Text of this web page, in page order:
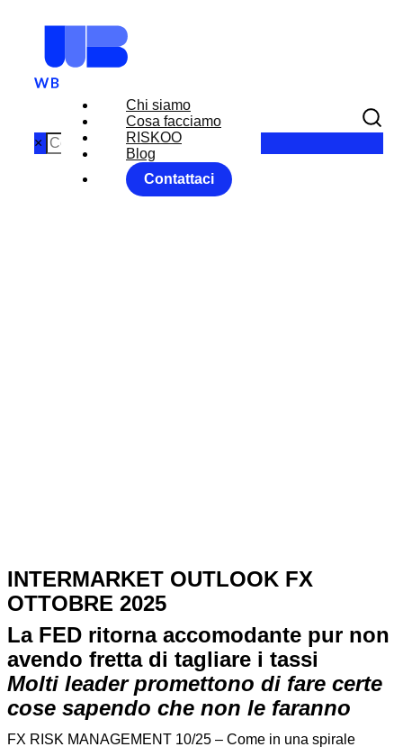
Chi siamo
Cosa facciamo
RISKOO
Blog
Contattaci
×
FX RISK
INTERMARKET OUTLOOK FX
OTTOBRE 2025
La FED ritorna accomodante pur non
avendo fretta di tagliare i tassi
Molti leader promettono di fare certe
cose sapendo che non le faranno
FX RISK MANAGEMENT 10/25 – Come in una spirale